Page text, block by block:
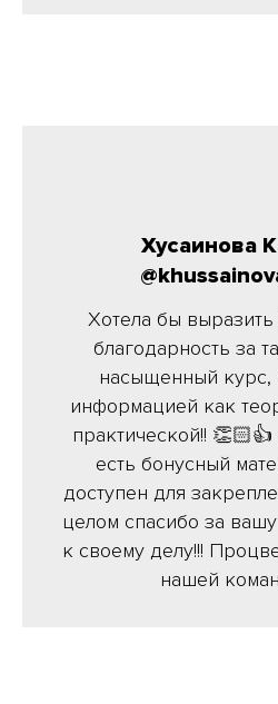
Хусаинова
Хотела бы
благодарность за
насыщенный курс,
информацией как
практической!!
есть бонусный
доступен для
целом спасибо за
к своему делу!!!
нашей